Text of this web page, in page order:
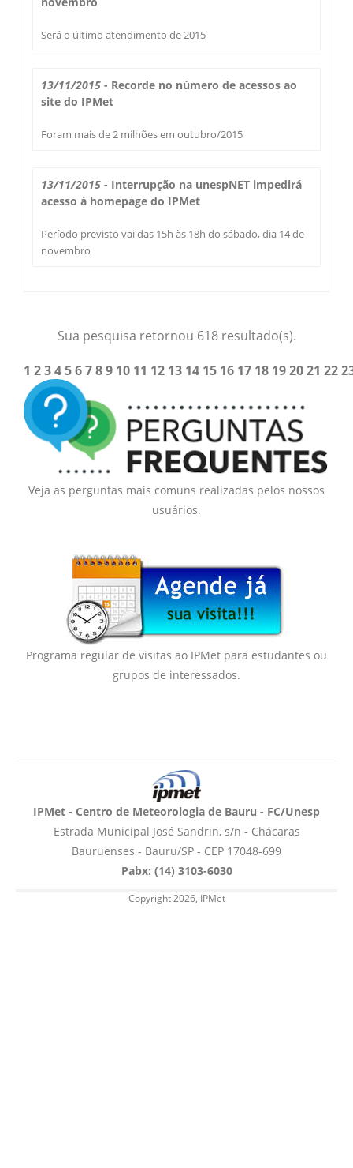
Será o último atendimento de 2015
13/11/2015 - Recorde no número de acessos ao
site do IPMet
Foram mais de 2 milhões em outubro/2015
13/11/2015 - Interrupção na unespNET impedirá
acesso à homepage do IPMet
Período previsto vai das 15h às 18h do sábado, dia 14 de
novembro
Sua pesquisa retornou 618 resultado(s).
1 23456789 10 11 12 13 14 15 16 17 18 192021 22
Veja as perguntas mais comuns realizadas pelos nossos
usuários.
Programa regular de visitas ao IPMet para estudantes ou
grupos de interessados.
IPMet - Centro de Meteorologia de Bauru - FC/Unesp
Estrada Municipal José Sandrin, s/n - Chácaras
Bauruenses - Bauru/SP - CEP 17048-699
Pabx: (14) 3103-6030
Copyright 2026, IPMet